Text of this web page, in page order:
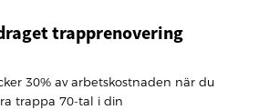
trapprenovering
30% av arbetskostnaden när du
trappa 70-tal i din